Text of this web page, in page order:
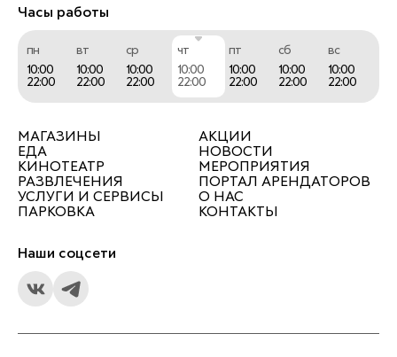
Часы работы
пн
10:00
22:00
вт
10:00
22:00
ср
10:00
22:00
чт
10:00
22:00
пт
10:00
22:00
сб
10:00
22:00
вс
10:00
22:00
МАГАЗИНЫ
ЕДА
КИНОТЕАТР
РАЗВЛЕЧЕНИЯ
УСЛУГИ И СЕРВИСЫ
ПАРКОВКА
АКЦИИ
НОВОСТИ
МЕРОПРИЯТИЯ
ПОРТАЛ АРЕНДАТОРОВ
О НАС
КОНТАКТЫ
Наши соцсети